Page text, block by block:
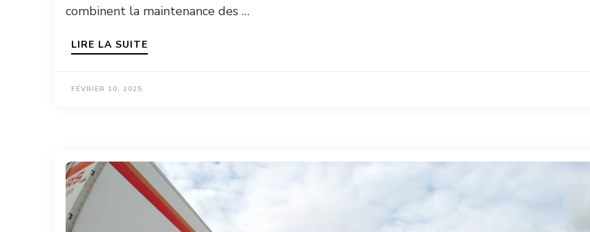
combinent la maintenance des …
LIRE LA SUITE
FÉVRIER 10, 2025